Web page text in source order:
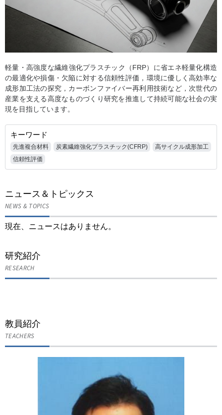
軽量・高強度な繊維強化プラスチック（FRP）に省エネ軽量化構造
の最適化や損傷・欠陥に対する信頼性評価，環境に優しく高効率な
成形加工法の探究，カーボンファイバー再利用技術など，次世代の
産業を支える高度なものづくり研究を推進して持続可能な社会の実
現を目指しています。
キーワード
先進複合材料 炭素繊維強化プラスチック(CFRP)
高サイクル成形加工
信頼性評価
ニュース＆トピックス
NEWS & TOPICS
現在、ニュースはありません。
研究紹介
RESEARCH
教員紹介
TEACHERS